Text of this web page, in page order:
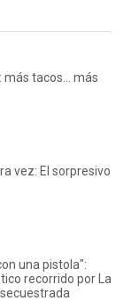
más tacos... más
vez: El sorpresivo
una pistola":
recorrido por La